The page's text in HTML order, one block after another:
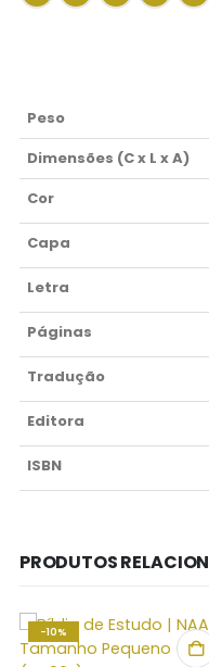
Peso
Dimensões (C x L x A)
Cor
Capa
Letra
Páginas
Tradução
Editora
ISBN
PRODUTOS
-10%